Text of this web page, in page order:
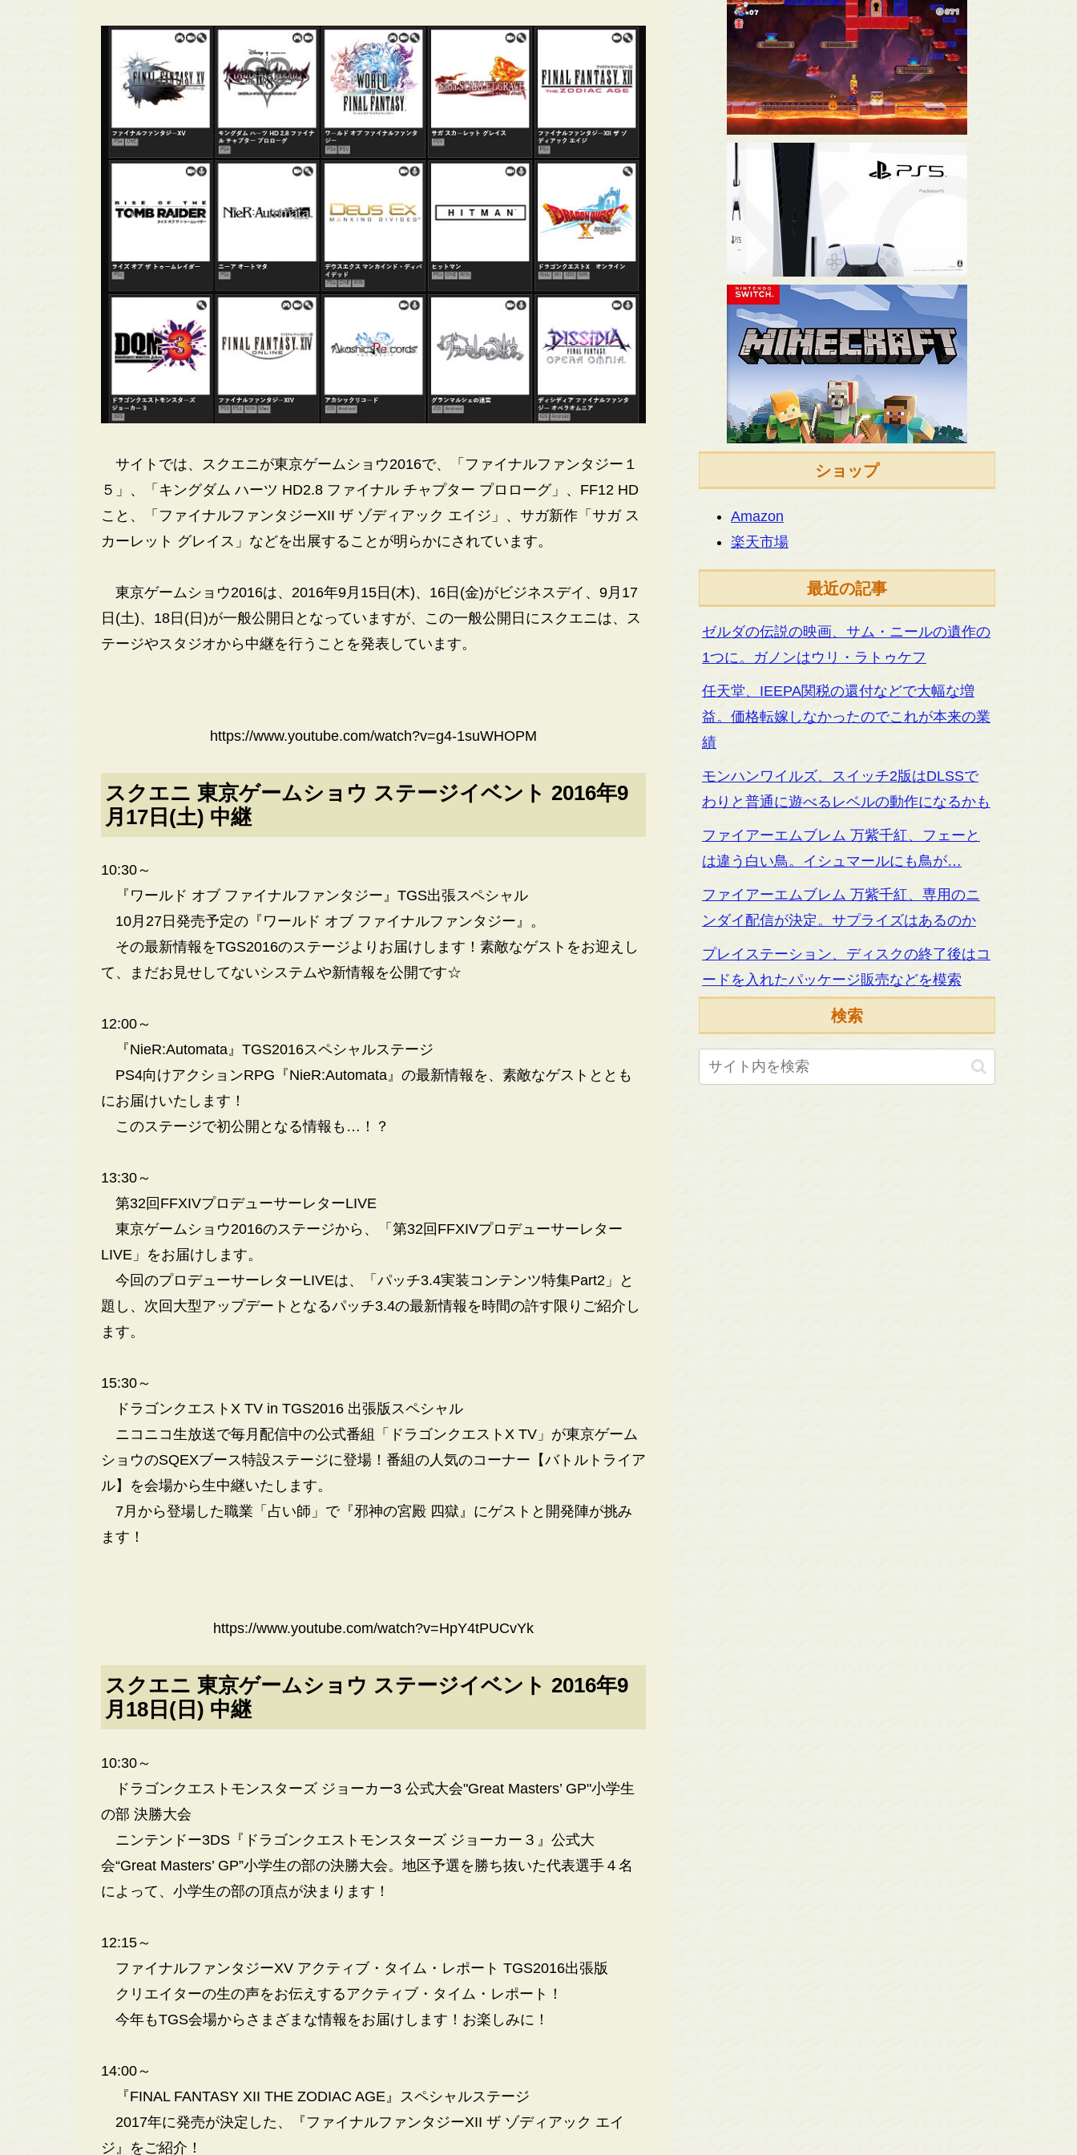
サイトでは、スクエニが東京ゲームショウ2016で、「ファイナルファンタジー１
５」、「キングダム ハーツ HD2.8 ファイナル チャプター プロローグ」、FF12 HD
こと、「ファイナルファンタジーXII ザ ゾディアック エイジ」、サガ新作「サガ ス
カーレット グレイス」などを出展することが明らかにされています。
東京ゲームショウ2016は、2016年9月15日(木)、16日(金)がビジネスデイ、9月17
日(土)、18日(日)が一般公開日となっていますが、この一般公開日にスクエニは、ス
テージやスタジオから中継を行うことを発表しています。
https://www.youtube.com/watch?v=g4-1suWHOPM
スクエニ 東京ゲームショウ ステージイベント 2016年9
月17日(土) 中継
10:30～
『ワールド オブ ファイナルファンタジー』TGS出張スペシャル
10月27日発売予定の『ワールド オブ ファイナルファンタジー』。
その最新情報をTGS2016のステージよりお届けします！素敵なゲストをお迎えし
て、まだお見せしてないシステムや新情報を公開です☆
12:00～
『NieR:Automata』TGS2016スペシャルステージ
PS4向けアクションRPG『NieR:Automata』の最新情報を、素敵なゲストととも
にお届けいたします！
このステージで初公開となる情報も…！？
13:30～
第32回FFXIVプロデューサーレターLIVE
東京ゲームショウ2016のステージから、「第32回FFXIVプロデューサーレター
LIVE」をお届けします。
今回のプロデューサーレターLIVEは、「パッチ3.4実装コンテンツ特集Part2」と
題し、次回大型アップデートとなるパッチ3.4の最新情報を時間の許す限りご紹介し
ます。
15:30～
ドラゴンクエストX TV in TGS2016 出張版スペシャル
ニコニコ生放送で毎月配信中の公式番組「ドラゴンクエストX TV」が東京ゲーム
ショウのSQEXブース特設ステージに登場！番組の人気のコーナー【バトルトライア
ル】を会場から生中継いたします。
7月から登場した職業「占い師」で『邪神の宮殿 四獄』にゲストと開発陣が挑み
ます！
https://www.youtube.com/watch?v=HpY4tPUCvYk
スクエニ 東京ゲームショウ ステージイベント 2016年9
月18日(日) 中継
10:30～
ドラゴンクエストモンスターズ ジョーカー3 公式大会"Great Masters’ GP"小学生
の部 決勝大会
ニンテンドー3DS『ドラゴンクエストモンスターズ ジョーカー３』公式大
会“Great Masters’ GP”小学生の部の決勝大会。地区予選を勝ち抜いた代表選手４名
によって、小学生の部の頂点が決まります！
12:15～
ファイナルファンタジーXV アクティブ・タイム・レポート TGS2016出張版
クリエイターの生の声をお伝えするアクティブ・タイム・レポート！
今年もTGS会場からさまざまな情報をお届けします！お楽しみに！
14:00～
『FINAL FANTASY XII THE ZODIAC AGE』スペシャルステージ
2017年に発売が決定した、『ファイナルファンタジーXII ザ ゾディアック エイ
ジ』をご紹介！
ショップ
Amazon
楽天市場
最近の記事
ゼルダの伝説の映画、サム・ニールの遺作の
1つに。ガノンはウリ・ラトゥケフ
任天堂、IEEPA関税の還付などで大幅な増
益。価格転嫁しなかったのでこれが本来の業
績
モンハンワイルズ、スイッチ2版はDLSSで
わりと普通に遊べるレベルの動作になるかも
ファイアーエムブレム 万紫千紅、フェーと
は違う白い鳥。イシュマールにも鳥が…
ファイアーエムブレム 万紫千紅、専用のニ
ンダイ配信が決定。サプライズはあるのか
プレイステーション、ディスクの終了後はコ
ードを入れたパッケージ販売などを模索
検索